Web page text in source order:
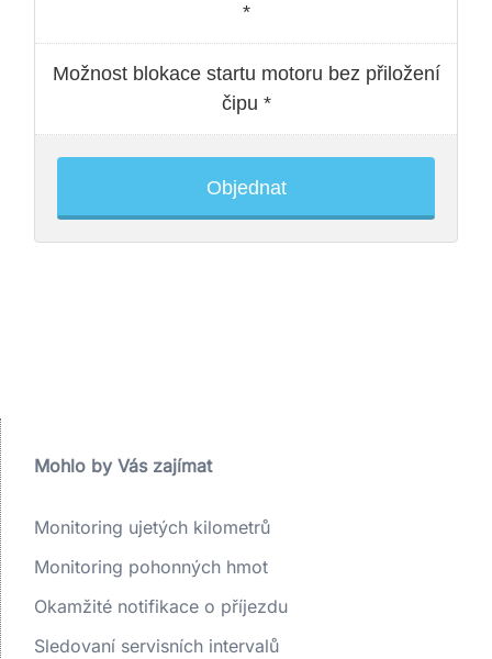
*
Možnost blokace startu motoru bez přiložení
čipu *
Objednat
Mohlo by Vás zajímat
Monitoring ujetých kilometrů
Monitoring pohonných hmot
Okamžité notifikace o příjezdu
Sledovaní servisních intervalů